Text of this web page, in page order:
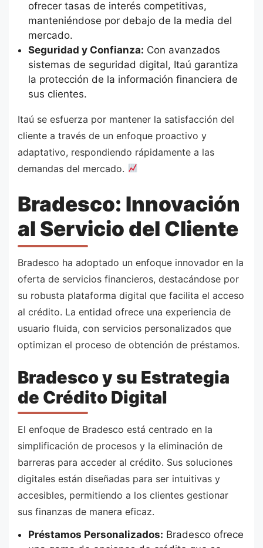
ofrecer tasas de interés competitivas,
manteniéndose por debajo de la media del
mercado.
Seguridad y Confianza: Con avanzados
sistemas de seguridad digital, Itaú garantiza
la protección de la información financiera de
sus clientes.
Itaú se esfuerza por mantener la satisfacción del
cliente a través de un enfoque proactivo y
adaptativo, respondiendo rápidamente a las
demandas del mercado.
Bradesco: Innovación
al Servicio del Cliente
Bradesco ha adoptado un enfoque innovador en la
oferta de servicios financieros, destacándose por
su robusta plataforma digital que facilita el acceso
al crédito. La entidad ofrece una experiencia de
usuario fluida, con servicios personalizados que
optimizan el proceso de obtención de préstamos.
Bradesco y su Estrategia
de Crédito Digital
El enfoque de Bradesco está centrado en la
simplificación de procesos y la eliminación de
barreras para acceder al crédito. Sus soluciones
digitales están diseñadas para ser intuitivas y
accesibles, permitiendo a los clientes gestionar
sus finanzas de manera eficaz.
Préstamos Personalizados: Bradesco ofrece